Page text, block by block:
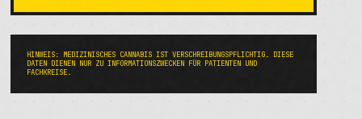
HINWEIS: MEDIZINISCHES CANNABIS IST VERSCHREIBUNGSPFLICHTIG. DIESE
DATEN DIENEN NUR ZU INFORMATIONSZWECKEN FÜR PATIENTEN UND
FACHKREISE.